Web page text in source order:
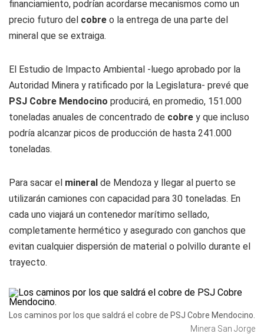
financiamiento, podrían acordarse mecanismos como un
precio futuro del cobre o la entrega de una parte del
mineral que se extraiga.
El Estudio de Impacto Ambiental -luego aprobado por la
Autoridad Minera y ratificado por la Legislatura- prevé que
PSJ Cobre Mendocino producirá, en promedio, 151.000
toneladas anuales de concentrado de cobre y que incluso
podría alcanzar picos de producción de hasta 241.000
toneladas.
Para sacar el mineral de Mendoza y llegar al puerto se
utilizarán camiones con capacidad para 30 toneladas. En
cada uno viajará un contenedor marítimo sellado,
completamente hermético y asegurado con ganchos que
evitan cualquier dispersión de material o polvillo durante el
trayecto.
Los caminos por los que saldrá el cobre de PSJ Cobre Mendocino.
Minera San Jorge